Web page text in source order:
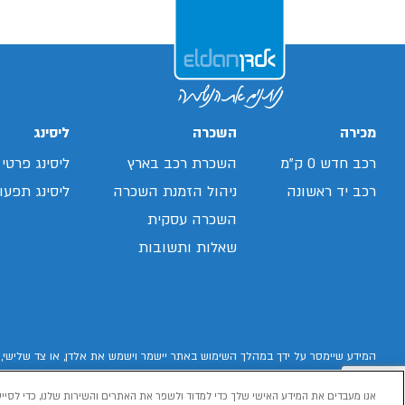
מכירה
רכב חדש 0 ק"מ
רכב יד ראשונה
השכרה
השכרת רכב בארץ
ניהול הזמנת השכרה
השכרה עסקית
שאלות ותשובות
ליסינג
ליסינג פרטי
ליסינג
המידע שיימסר על ידך במהלך השימוש באתר יישמר וישמש את אלדן, או צד
אנו מעבדים את המידע האישי שלך כדי למדוד ולשפר את האתרים והשירות שלנו, כדי